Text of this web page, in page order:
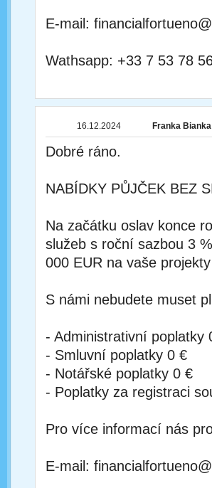
E-mail:
Wathsapp: +33 7 53 78
16.12.2024 Franka Bianka
Dobré ráno.
NABÍDKY PŮJČEK BEZ
Na začátku oslav konce
služeb s roční sazbou 3
000 EUR na vaše
S námi nebudete muset
- Administrativní poplatky
- Smluvní poplatky 0 €
- Notářské poplatky 0 €
- Poplatky za registraci
Pro více informací nás
E-mail: